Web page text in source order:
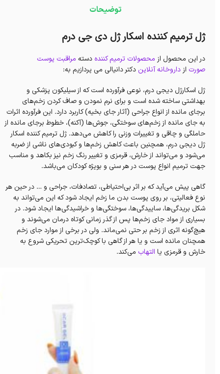
توضیحات
ژل ترمیم کننده اسکار ژل دی جی درم
در این محصول از محصولات ترمیم کننده دسته مراقبت پوست
صورت از داروخانه آنلاین دکتر دانیالی می پردازیم به:
ژل اسکارژل دیجی درم، نوعی فرآورده است که از سیلیکون پزشکی و
بهداشتی ساخته شده است و برای نرم نمودن و صاف کردن زخم‌های
برجای مانده از انواع جراحی (آثار جای بخیه) کاربرد دارد. این فرآورده اثرات
به جای مانده از زخم‌های سوختگی، جوش‌ها (آکنه)، خطوط برجای مانده از
حاملگی و چاقی و تغییرات وزنی را کاهش می‌دهد. ژل ترمیم کننده اسکار
ژل دیجی درم، همچنین باعث‌ کاهش زخم‌ها و‌ کبودی‌های ناشی از ضربه
می‌شود و می‌تواند از خارش، قرمزی و تغییر رنگ زخم نیز بکاهد و مناسب
جهت ترمیم انواع پوست در هر سنی و بویژه کودکان می‌باشد.
گاهی پیش می‌آید که بر اثر بی‌احتیاطی، تصادفات، جراحی و … در حین هر
نوع فعالیتی،‌ بر روی پوست بدن ما زخم ایجاد شود که این می‌تواند به
شکل بریدگی‌ها، ساییدگی‌ها، سوختگی‌ها و خراشیدگی‌ها ایجاد شود. در
بسیاری از مواد جای زخم‌ها پس از گذر زمانی کوتاه درمان می‌شوند و
هیچ‌گونه اثری از زخم بر حتی نمی‌ماند. ولی در برخی از موارد جای زخم
همچنان مانده است و یا هر از گاهی با کوچک‌ترین تحریکی شروع به
خارش و قرمزی یا التهاب می‌کند.